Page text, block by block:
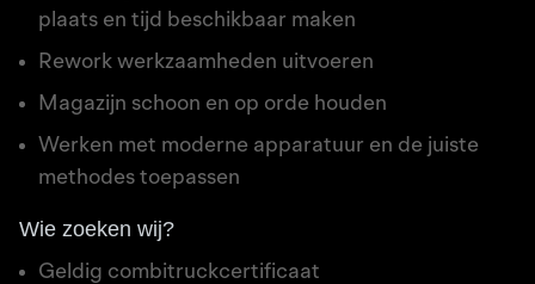
plaats en tijd beschikbaar maken
Rework werkzaamheden uitvoeren
Magazijn schoon en op orde houden
Werken met moderne apparatuur en de juiste
methodes toepassen
Wie zoeken wij?
Geldig combitruckcertificaat